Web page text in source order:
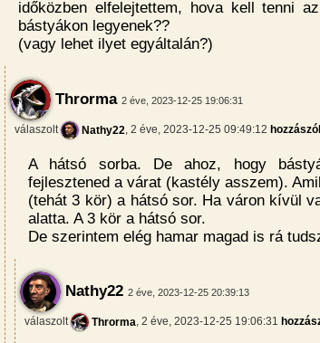
időközben elfelejtettem, hova kell tenni
bástyákon legyenek??
(vagy lehet ilyet egyáltalán?)
Throrma 2 éve, 2023-12-25 19:06:31
válaszolt Nathy22, 2 éve, 2023-12-25 09:49:12
A hátsó sorba. De ahoz, hogy
fejlesztened a várat (kastély asszem).
(tehát 3 kör) a hátsó sor. Ha váron kívül
alatta. A 3 kör a hátsó sor.
De szerintem elég hamar magad is rá
Nathy22 2 éve, 2023-12-25 20:39:13
válaszolt Throrma, 2 éve, 2023-12-25 19:06:31